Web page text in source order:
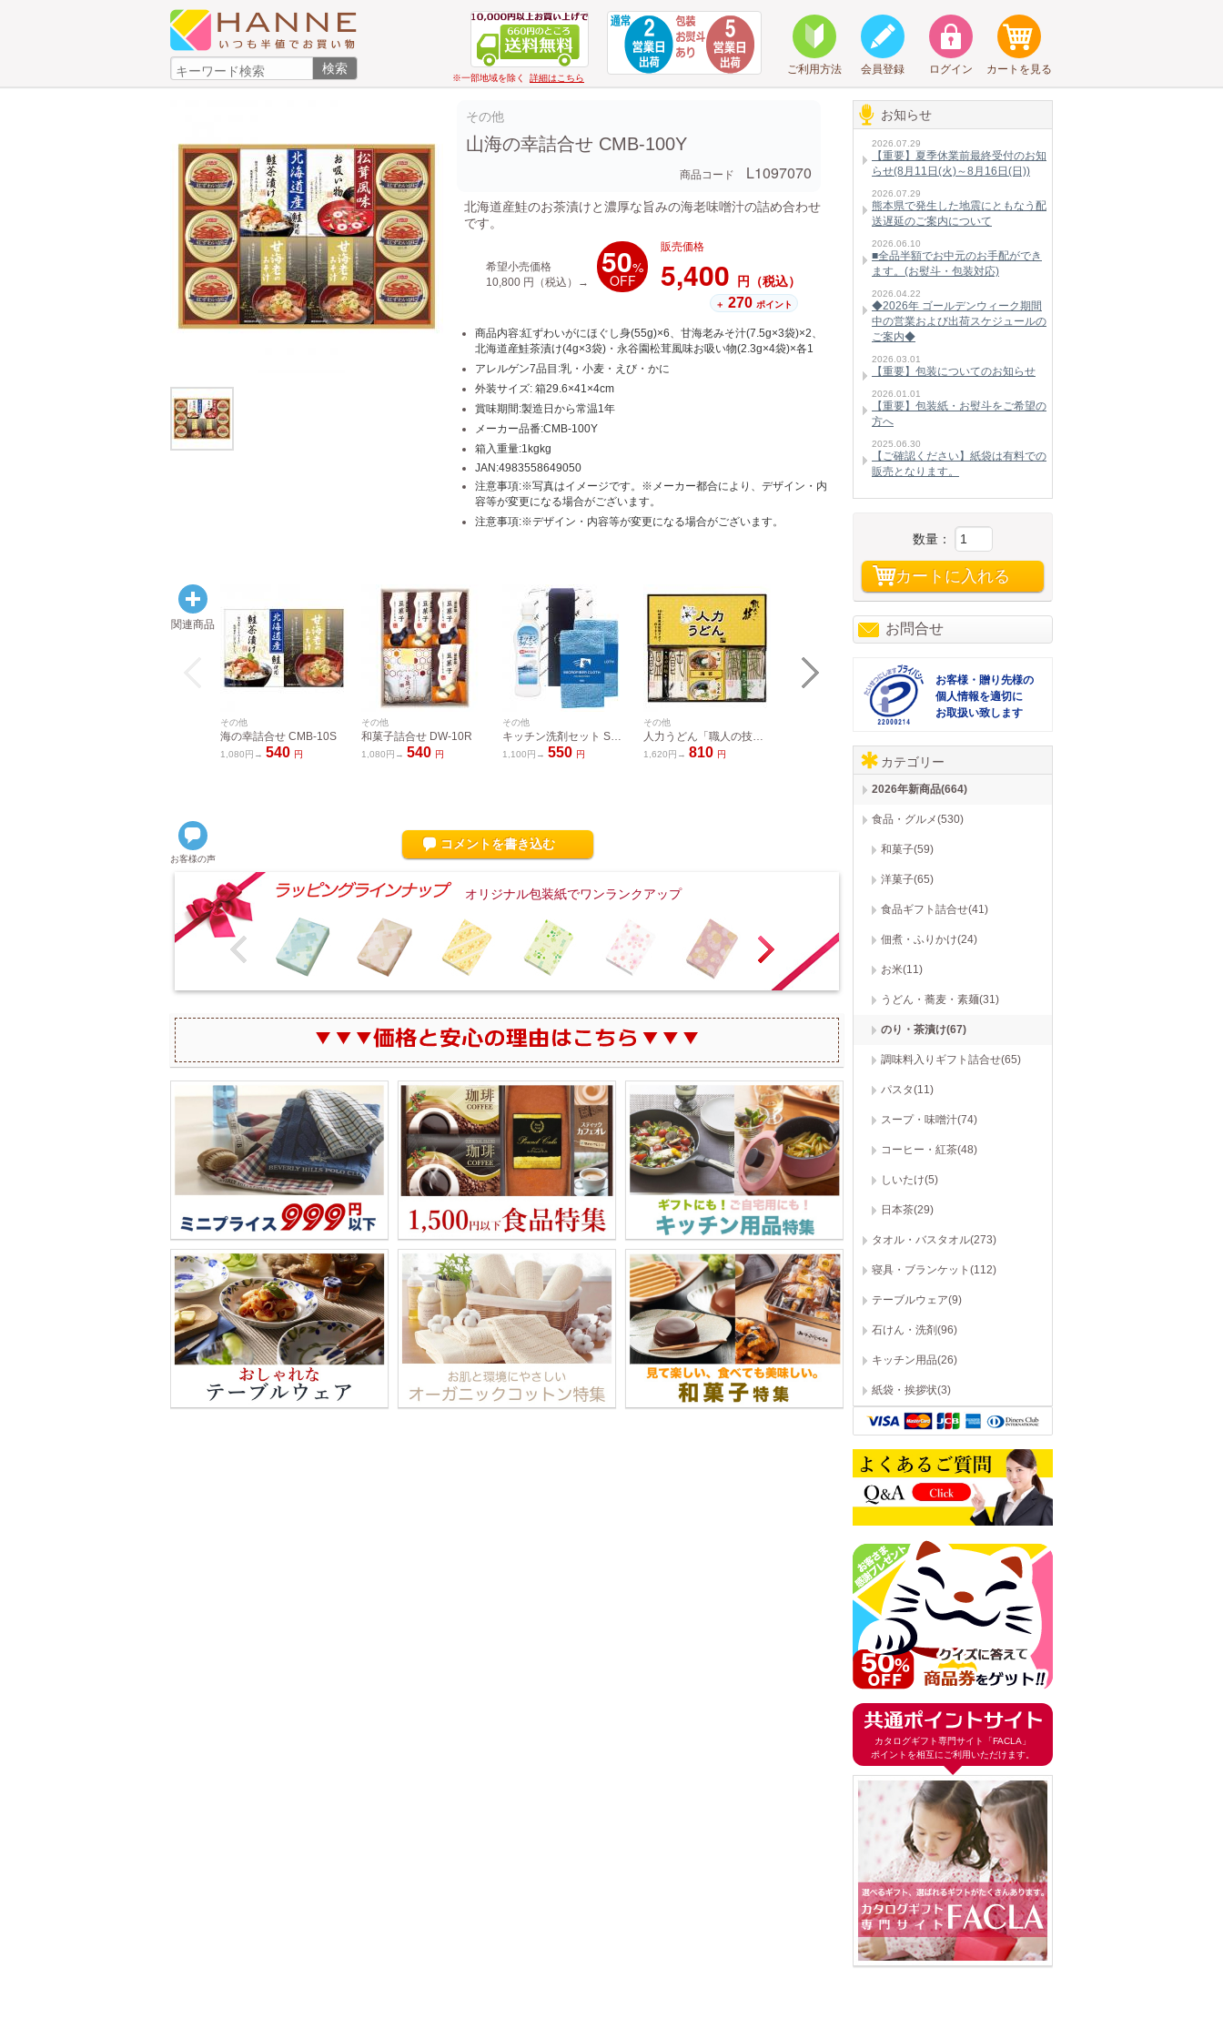
※一部地域を除く 詳細はこちら
ご利用方法 会員登録 ログイン カートを見る
その他
山海の幸詰合せ CMB-100Y
商品コード L1097070
北海道産鮭のお茶漬けと濃厚な旨みの海老味噌汁の詰め合わせ
です。
希望小売価格
10,800 円（税込）→
50%
OFF
販売価格
5,400 円（税込）
＋ 270 ポイント
商品内容:紅ずわいがにほぐし身(55g)×6、甘海老みそ汁(7.5g×3袋)×2、
北海道産鮭茶漬け(4g×3袋)・永谷園松茸風味お吸い物(2.3g×4袋)×各1
アレルゲン7品目:乳・小麦・えび・かに
外装サイズ: 箱29.6×41×4cm
賞味期間:製造日から常温1年
メーカー品番:CMB-100Y
箱入重量:1kgkg
JAN:4983558649050
注意事項:※写真はイメージです。※メーカー都合により、デザイン・内
容等が変更になる場合がございます。
注意事項:※デザイン・内容等が変更になる場合がございます。
関連商品
その他
海の幸詰合せ CMB-10S
1,080円→ 540 円
その他
和菓子詰合せ DW-10R
1,080円→ 540 円
その他
キッチン洗剤セット SMA10
1,100円→ 550 円
その他
人力うどん「職人の技」うどん・そばセット JUS-AE
1,620円→ 810 円 円
お客様の声
コメントを書き込む
オリジナル包装紙でワンランクアップ
お知らせ
2026.07.29
【重要】夏季休業前最終受付のお知
らせ(8月11日(火)～8月16日(日))
2026.07.29
熊本県で発生した地震にともなう配
送遅延のご案内について
2026.06.10
■全品半額でお中元のお手配ができ
ます。(お熨斗・包装対応)
2026.04.22
◆2026年 ゴールデンウィーク期間
中の営業および出荷スケジュールの
ご案内◆
2026.03.01
【重要】包装についてのお知らせ
2026.01.01
【重要】包装紙・お熨斗をご希望の
方へ
2025.06.30
【ご確認ください】紙袋は有料での
販売となります。
数量：
カートに入れる
お問合せ
お客様・贈り先様の
個人情報を適切に
お取扱い致します
カテゴリー
2026年新商品(664)
食品・グルメ(530)
和菓子(59)
洋菓子(65)
食品ギフト詰合せ(41)
佃煮・ふりかけ(24)
お米(11)
うどん・蕎麦・素麺(31)
のり・茶漬け(67)
調味料入りギフト詰合せ(65)
パスタ(11)
スープ・味噌汁(74)
コーヒー・紅茶(48)
しいたけ(5)
日本茶(29)
タオル・バスタオル(273)
寝具・ブランケット(112)
テーブルウェア(9)
石けん・洗剤(96)
キッチン用品(26)
紙袋・挨拶状(3)
カタログギフト専門サイト「FACLA」
ポイントを相互にご利用いただけます。